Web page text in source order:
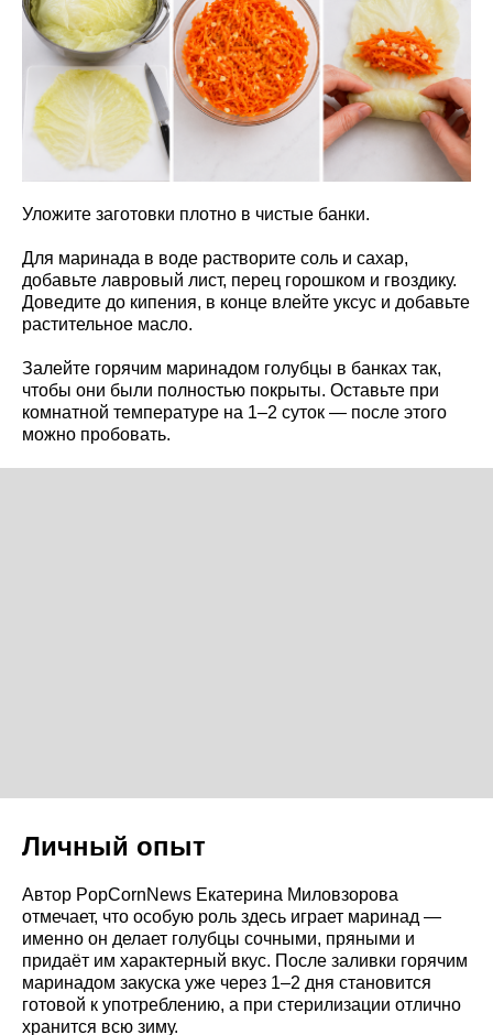
Уложите заготовки плотно в чистые банки.
Для маринада в воде растворите соль и сахар,
добавьте лавровый лист, перец горошком и гвоздику.
Доведите до кипения, в конце влейте уксус и добавьте
растительное масло.
Залейте горячим маринадом голубцы в банках так,
чтобы они были полностью покрыты. Оставьте при
комнатной температуре на 1–2 суток — после этого
можно пробовать.
Личный опыт
Автор PopCornNews Екатерина Миловзорова
отмечает, что особую роль здесь играет маринад —
именно он делает голубцы сочными, пряными и
придаёт им характерный вкус. После заливки горячим
маринадом закуска уже через 1–2 дня становится
готовой к употреблению, а при стерилизации отлично
хранится всю зиму.